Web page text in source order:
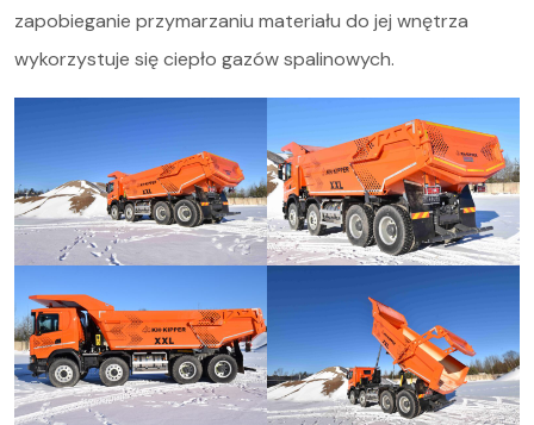
zapobieganie przymarzaniu materiału do jej wnętrza
wykorzystuje się ciepło gazów spalinowych.